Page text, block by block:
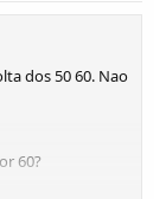
dos 50 60. Nao
60?